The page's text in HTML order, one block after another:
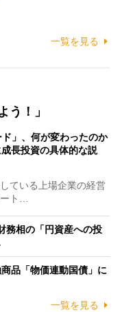
一覧を見る
う！」
」、何が変わったのか
長投資の具体的な説
ている上場企業の経営
ート…
務相の「円資産への投
品「物価連動国債」に
一覧を見る